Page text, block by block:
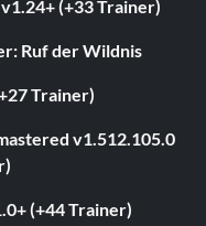
(+33 Trainer)
Ruf der Wildnis
Trainer)
v1.512.105.0
(+44 Trainer)